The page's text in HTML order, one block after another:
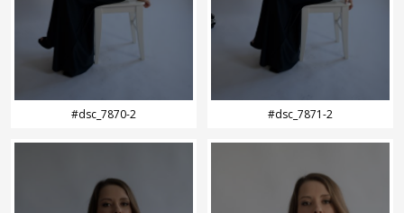
#dsc_7870-2 #dsc_7871-2